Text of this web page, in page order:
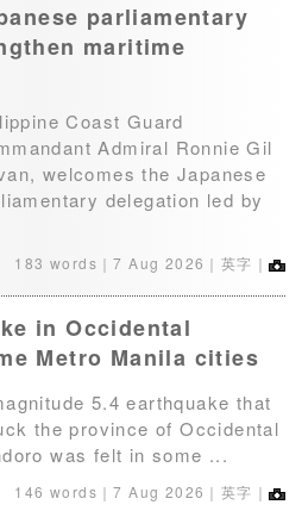
parliamentary
maritime
Coast Guard
Admiral Ronnie Gil
welcomes the Japanese
delegation led by
183 words｜7 Aug 2026 ｜英字｜
in Occidental
Metro Manila cities
5.4 earthquake that
the province of Occidental
was felt in some ...
146 words｜7 Aug 2026 ｜英字｜